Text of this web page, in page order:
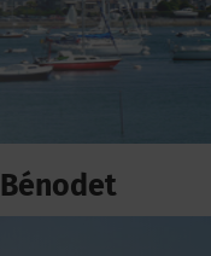
Bénodet